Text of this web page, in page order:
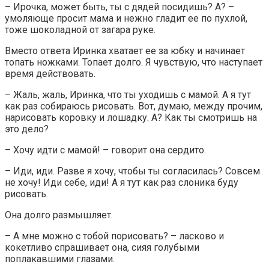
– Ирочка, может быть, ты с дядей посидишь? А? –
умоляюще просит мама и нежно гладит ее по пухлой,
тоже шоколадной от загара руке.
Вместо ответа Иринка хватает ее за юбку и начинает
топать ножками. Топает долго. Я чувствую, что наступает
время действовать.
– Жаль, жаль, Иринка, что ты уходишь с мамой. А я тут
как раз собираюсь рисовать. Вот, думаю, между прочим,
нарисовать коровку и лошадку. А? Как ты смотришь на
это дело?
– Хочу идти с мамой! – говорит она сердито.
– Иди, иди. Разве я хочу, чтобы ты согласилась? Совсем
не хочу! Иди себе, иди! А я тут как раз слоника буду
рисовать.
Она долго размышляет.
– А мне можно с тобой порисовать? – ласково и
кокетливо спрашивает она, сияя голубыми
поплакавшими глазами.